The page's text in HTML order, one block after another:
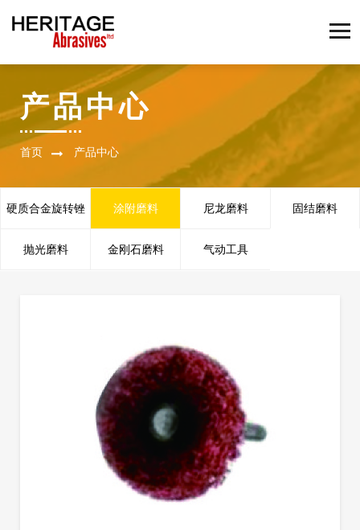
产品中心
首页 产品中心
硬质合金旋转锉 涂附磨料 尼龙磨料 固结磨料
抛光磨料 金刚石磨料 气动工具